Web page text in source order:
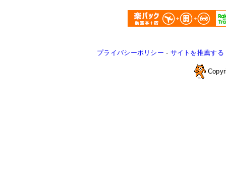
プライバシーポリシー - サイトを推薦する